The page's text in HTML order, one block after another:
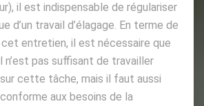
il est indispensable de régulariser
d’un travail d’élagage. En terme de
entretien, il est nécessaire que
n’est pas suffisant de travailler
cette tâche, mais il faut aussi
aux besoins de la